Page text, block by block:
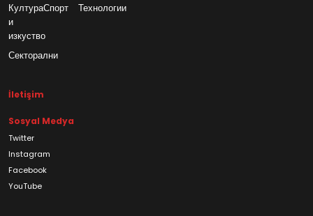
Култура
и
изкуство
Спорт Технологии
Секторални
İletişim
Sosyal Medya
Twitter
Instagram
Facebook
YouTube